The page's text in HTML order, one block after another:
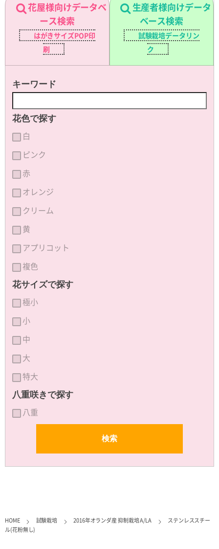
花屋様向けデータベ
ース検索
はがきサイズPOP印
刷
生産者様向けデータ
ベース検索
試験栽培データリン
ク
キーワード
花色で探す
白
ピンク
赤
オレンジ
クリーム
黄
アプリコット
複色
花サイズで探す
極小
小
中
大
特大
八重咲きで探す
八重
HOME 試験栽培 2016年オランダ産 抑制栽培 A/LA
ステンレススチー
ル(花粉無し)